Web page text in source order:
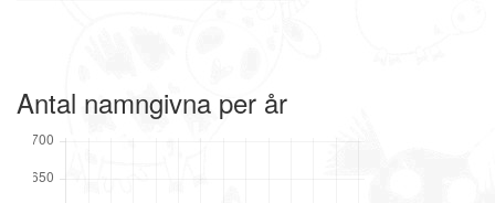
Antal namngivna per år